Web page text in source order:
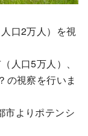
口2万人）を視
人口5万人）、
の視察を行いま
市よりポテンシ